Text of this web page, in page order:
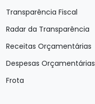
Transparência Fiscal
Radar da Transparência
Receitas Orçamentárias
Despesas Orçamentárias
Frota